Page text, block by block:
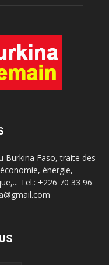
Burkina Faso, traite des
énergie,
Tel.: +226 70 33 96